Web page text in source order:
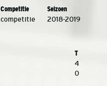
Competitie Seizoen
competitie 2018-2019
T
4
0